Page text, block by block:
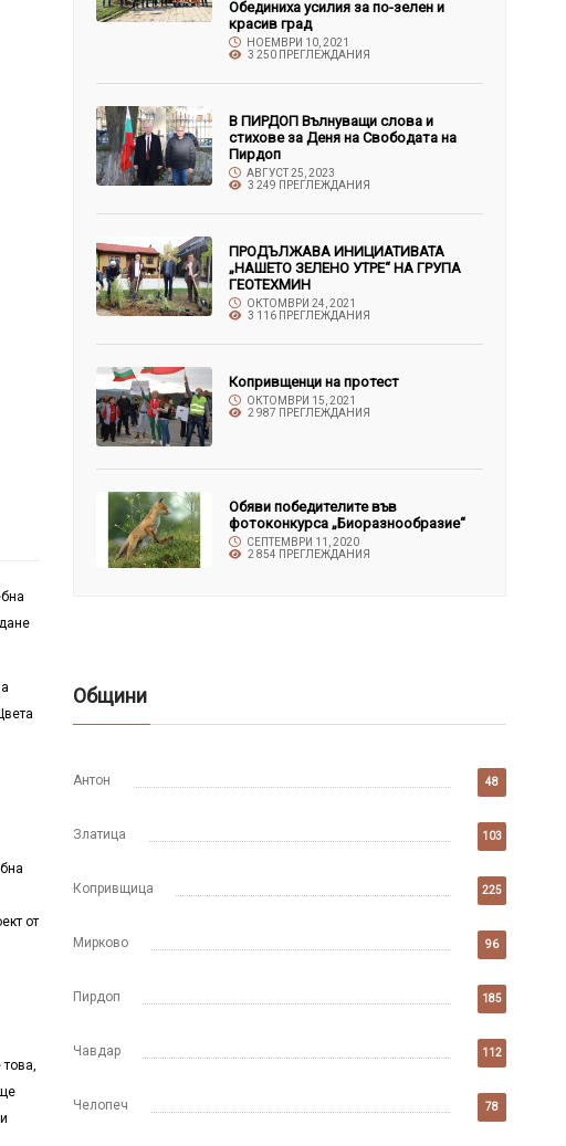
от
Обединиха усилия за по-зелен и
красив град
НОЕМВРИ 10, 2021
3 250 ПРЕГЛЕЖДАНИЯ
В ПИРДОП Вълнуващи слова и
стихове за Деня на Свободата на
Пирдоп
АВГУСТ 25, 2023
3 249 ПРЕГЛЕЖДАНИЯ
ПРОДЪЛЖАВА ИНИЦИАТИВАТА
„НАШЕТО ЗЕЛЕНО УТРЕ“ НА ГРУПА
ГЕОТЕХМИН
ОКТОМВРИ 24, 2021
3 116 ПРЕГЛЕЖДАНИЯ
Копривщенци на протест
ОКТОМВРИ 15, 2021
2 987 ПРЕГЛЕЖДАНИЯ
Обяви победителите във
фотоконкурса „Биоразнообразие“
СЕПТЕМВРИ 11, 2020
2 854 ПРЕГЛЕЖДАНИЯ
Общини
Антон 48
Златица 103
Копривщица 225
Мирково 96
Пирдоп 185
Чавдар 112
Челопеч 78